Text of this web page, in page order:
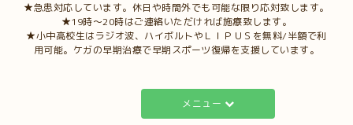
★急患対応しています。休日や時間外でも可能な限り応対致します。
★19時～20時はご連絡いただければ施療致します。
★小中高校生はラジオ波、ハイボルトやＬＩＰＵＳを無料/半額で利
用可能。ケガの早期治療で早期スポーツ復帰を支援しています。
メニュー